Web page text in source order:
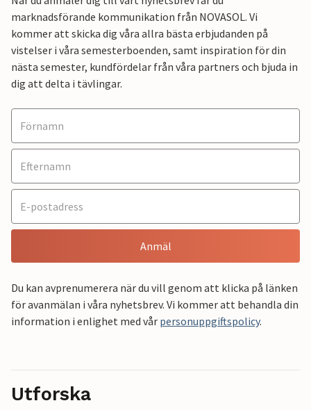
marknadsförande kommunikation från NOVASOL. Vi
kommer att skicka dig våra allra bästa erbjudanden på
vistelser i våra semesterboenden, samt inspiration för din
nästa semester, kundfördelar från våra partners och bjuda in
dig att delta i tävlingar.
Anmäl
Du kan avprenumerera när du vill genom att klicka på länken
för avanmälan i våra nyhetsbrev. Vi kommer att behandla din
information i enlighet med vår personuppgiftspolicy.
Utforska